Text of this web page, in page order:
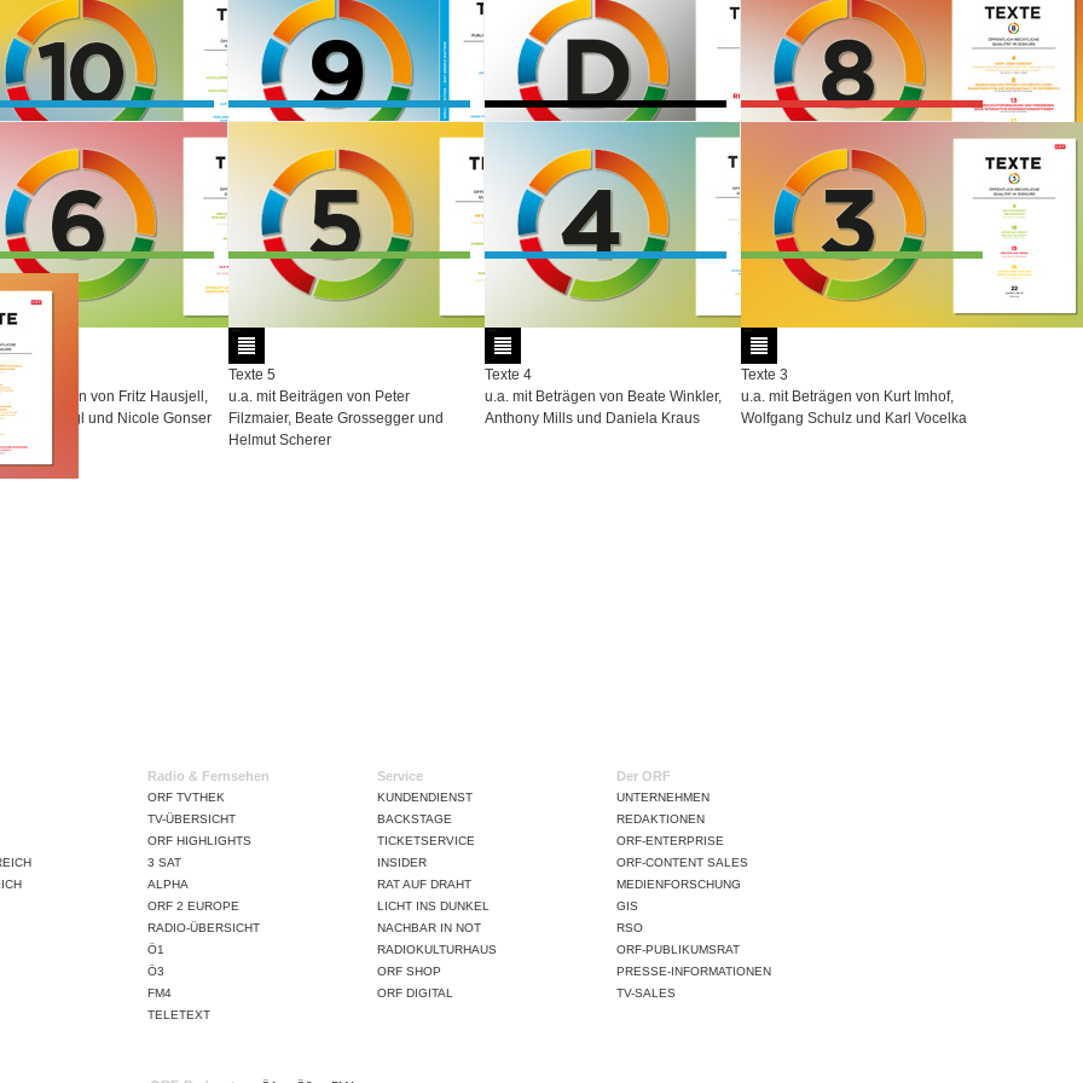
und Georg Spitaler
Alexander Egit
15
mit Beiträgen von Verena Metze-
Jürgen Grimm und Olaf
Texte 14: ESC - More than music?
By Karen Fricker, Harald Huber und
Irving Wolther et al.
Texte 13 - Sonderheft zum Public
Value Bericht 13/14
Contributions of all 27 EU member
Texte II - International
u.a. mit Beiträgen von Olaf Jandura,
Uwe Hasebrink und Gregory Ferrell
10
mit Beiträgen von Hannes Haas,
Troxler und Klaus Bichler
Texte 9 - Why Greece matters
By Katharine Sarikakis, Hans Laroes
und Kostas Argyros et al.
Texte D - Dokumente
Gesetze und Regulative
Texte 8
u.a. mit Beiträgen von Ulrich J.
Körtner, Josef Seethaler und Helmut
6
Beiträgen von Fritz Hausjell,
J. Virgl und Nicole Gonser
Texte 5
u.a. mit Beiträgen von Peter
Filzmaier, Beate Grossegger und
Helmut Scherer
Texte 4
u.a. mit Beträgen von Beate Winkler,
Anthony Mills und Daniela Kraus
Texte 3
u.a. mit Beträgen von Kurt Imhof,
Wolfgang Schulz und Karl Vocelka
Radio & Fernsehen
ORF TVTHEK
TV-ÜBERSICHT
ORF HIGHLIGHTS
3 SAT
ALPHA
ORF 2 EUROPE
RADIO-ÜBERSICHT
Ö1
Ö3
FM4
TELETEXT
Service
KUNDENDIENST
BACKSTAGE
TICKETSERVICE
INSIDER
RAT AUF DRAHT
LICHT INS DUNKEL
NACHBAR IN NOT
RADIOKULTURHAUS
ORF SHOP
ORF DIGITAL
Der ORF
UNTERNEHMEN
REDAKTIONEN
ORF-ENTERPRISE
ORF-CONTENT SALES
MEDIENFORSCHUNG
GIS
RSO
ORF-PUBLIKUMSRAT
PRESSE-INFORMATIONEN
TV-SALES